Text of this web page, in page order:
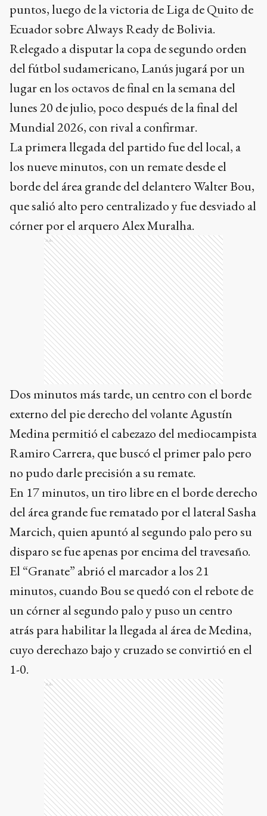
puntos, luego de la victoria de Liga de Quito de
Ecuador sobre Always Ready de Bolivia.
Relegado a disputar la copa de segundo orden
del fútbol sudamericano, Lanús jugará por un
lugar en los octavos de final en la semana del
lunes 20 de julio, poco después de la final del
Mundial 2026, con rival a confirmar.
La primera llegada del partido fue del local, a
los nueve minutos, con un remate desde el
borde del área grande del delantero Walter Bou,
que salió alto pero centralizado y fue desviado al
córner por el arquero Alex Muralha.
Ads
Dos minutos más tarde, un centro con el borde
externo del pie derecho del volante Agustín
Medina permitió el cabezazo del mediocampista
Ramiro Carrera, que buscó el primer palo pero
no pudo darle precisión a su remate.
En 17 minutos, un tiro libre en el borde derecho
del área grande fue rematado por el lateral Sasha
Marcich, quien apuntó al segundo palo pero su
disparo se fue apenas por encima del travesaño.
El “Granate” abrió el marcador a los 21
minutos, cuando Bou se quedó con el rebote de
un córner al segundo palo y puso un centro
atrás para habilitar la llegada al área de Medina,
cuyo derechazo bajo y cruzado se convirtió en el
1-0.
Ads